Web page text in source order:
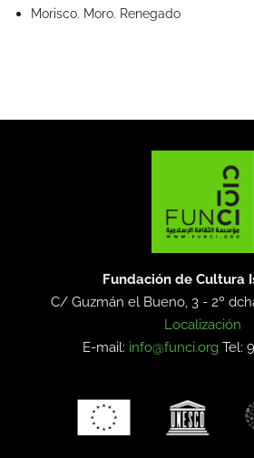
Morisco. Moro. Renegado
Fundación de Cultura
C/ Guzmán el Bueno, 3 - 2º
Localización
E-mail: info@funci.org Tel: